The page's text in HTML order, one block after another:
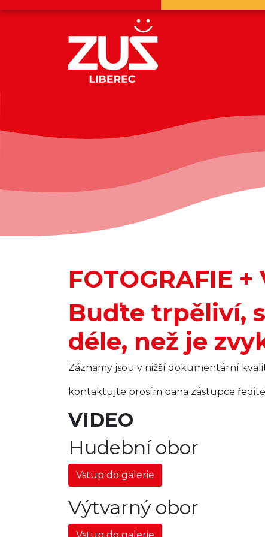
FOTOGRAFIE +
Buďte trpěliví,
déle, než je
Záznamy jsou v nižší dokumentární
kontaktujte prosím pana zástupce
VIDEO
Hudební obor
Vstup do galerie
Výtvarný obor
Vstup do galerie